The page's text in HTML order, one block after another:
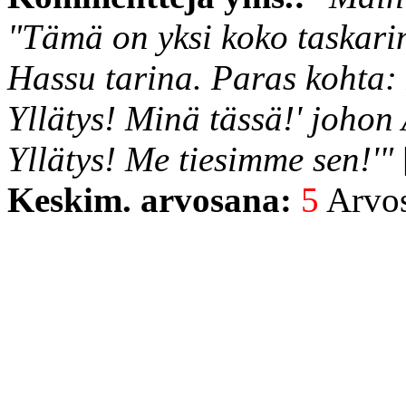
"Tämä on yksi koko
Hassu tarina. Paras
Yllätys! Minä tässä!'
Yllätys! Me tiesimme sen!'"
Keskim. arvosana: 5